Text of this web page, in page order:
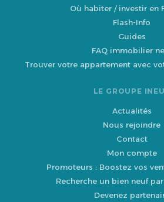
Où habiter / investir en
Flash-Info
Guides
FAQ immobilier
Trouver votre appartement avec
LE GROUPE
Actualités
Nous rejoindre
Contact
Mon compte
Promoteurs : Boostez vos
Recherche un bien neuf
Devenez